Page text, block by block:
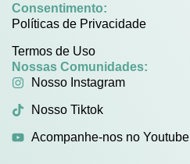
Consentimento:
Políticas de Privacidade
Termos de Uso
Nossas Comunidades:
Nosso Instagram
Nosso Tiktok
Acompanhe-nos no Youtube